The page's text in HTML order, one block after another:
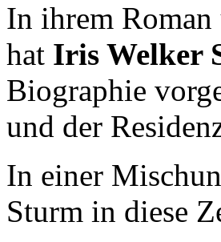
In ihrem
hat Iris Welker
Biographie
und der
In einer
Sturm in diese